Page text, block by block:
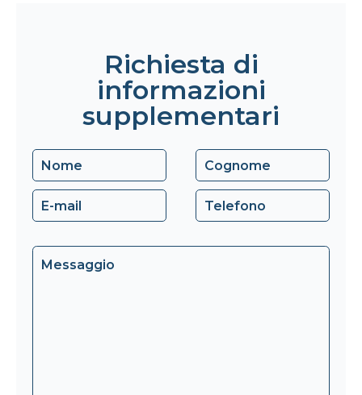
Richiesta di
informazioni
supplementari